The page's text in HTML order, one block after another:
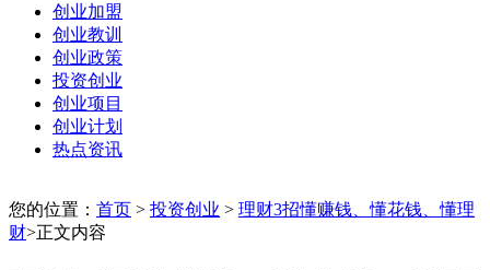
创业加盟
创业教训
创业政策
投资创业
创业项目
创业计划
热点资讯
您的位置： 首页 > 投资创业 > 理财3招懂赚钱、懂花钱、懂理
财>正文内容